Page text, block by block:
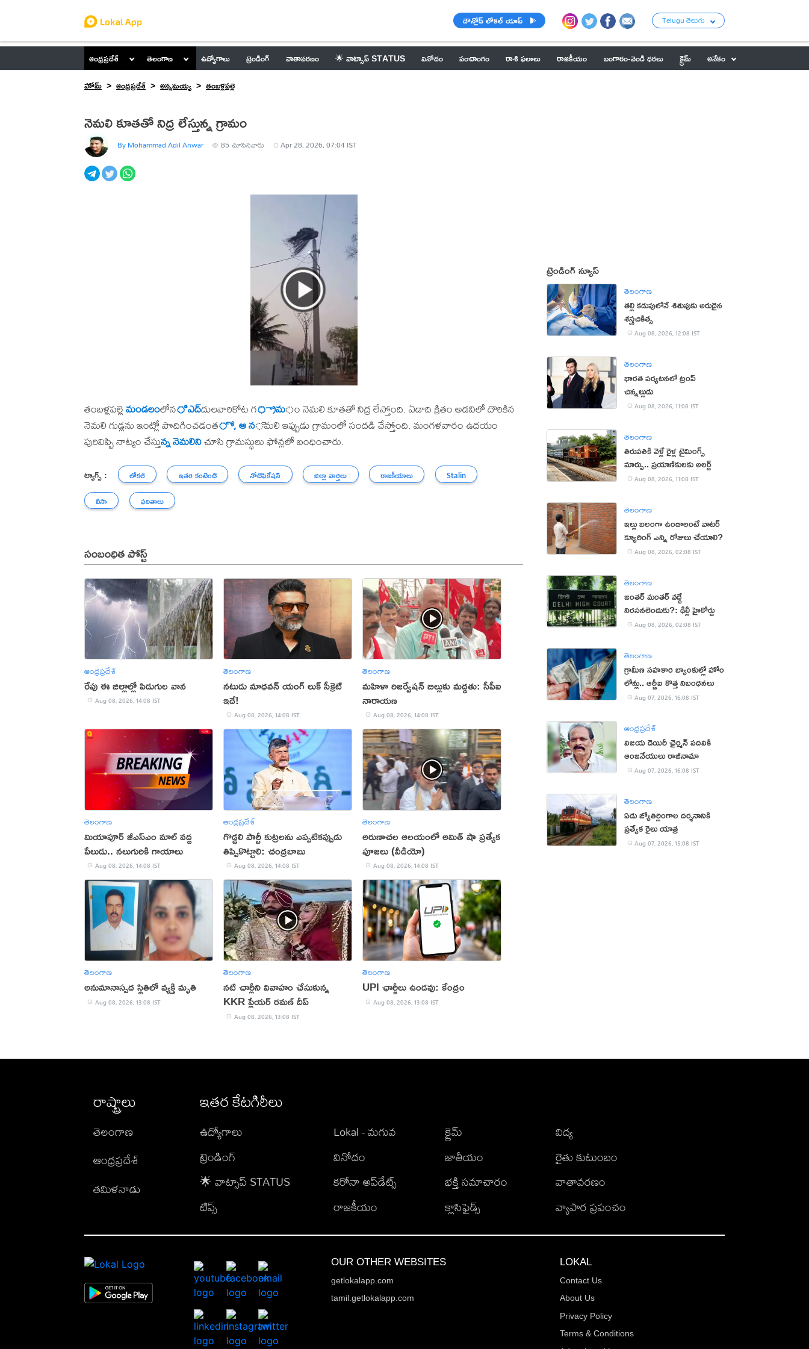
డౌన్లోడ్ లోకల్ యాప్ Telugu తెలుగు
ఆంధ్రప్రదేశ్ తెలంగాణ ఉద్యోగాలు ట్రెండింగ్ వాతావరణం 🌟 వాట్సాప్ STATUS వినోదం పంచాంగం రాశి ఫలాలు రాజకీయం బంగారం-వెండి ధరలు క్రైమ్
అనేకం
హోమ్
ఆంధ్రప్రదేశ్ అన్నమయ్య తంబళ్లపల్లె
నెమలి కూతతో నిద్ర లేస్తున్న గ్రామం
By Mohammad Adil Anwar 85 చూసినవారు Apr 28, 2026, 07:04 IST
తంబళ్లపల్లెమండలంలోని ఎద్దులవారికోట గ్రామం నెమలి కూతతో నిద్ర లేస్తోంది. ఏడాది క్రితం అడవిలో దొరికిన
నెమలి గుడ్లను ఇంట్లో పొదిగించడంతో, ఆ నెమలి ఇప్పుడు గ్రామంలో సందడి చేస్తోంది. మంగళవారం ఉదయం
పురివిప్పి నాట్యం చేస్తున్న నెమలినిచూసి గ్రామస్థులు ఫోన్లలో బంధించారు.
ట్యాగ్స్ : లోకల్ ఇతర కంటెంట్ నోటిఫికేషన్ జిల్లా వార్తలు రాజకీయాలు Stalin
వీసా ఫలితాలు
సంబంధిత పోస్ట్
ఆంధ్రప్రదేశ్
రేపు ఈ జిల్లాల్లో పిడుగుల వాన
Aug 08, 2026, 14:08 IST
తెలంగాణ
నటుడు మాధవన్ యంగ్ లుక్ సీక్రెట్
ఇదే!
Aug 08, 2026, 14:08 IST
తెలంగాణ
మహిళా రిజర్వేషన్ బిల్లుకు మద్దతు: సీపీఐ
నారాయణ
Aug 08, 2026, 14:08 IST
తెలంగాణ
మియాపూర్‌ జీఎస్‌ఎం మాల్‌ వద్ద
పేలుడు.. నలుగురికి గాయాలు
Aug 08, 2026, 14:08 IST
ఆంధ్రప్రదేశ్
గొడ్డలి పార్టీ కుట్రలను ఎప్పటికప్పుడు
తిప్పికొట్టాలి: చంద్రబాబు
Aug 08, 2026, 14:08 IST
తెలంగాణ
అరుణాచల ఆలయంలో అమిత్ షా ప్రత్యేక
పూజలు (వీడియో)
Aug 08, 2026, 14:08 IST
తెలంగాణ
అనుమానాస్పద స్థితిలో వ్యక్తి మృతి
Aug 08, 2026, 13:08 IST
తెలంగాణ
నటి చార్లీని వివాహం చేసుకున్న
KKR ప్లేయర్ రమణ్ దీప్
Aug 08, 2026, 13:08 IST
తెలంగాణ
UPI ఛార్జీలు ఉండవు: కేంద్రం
Aug 08, 2026, 13:08 IST
ట్రెండింగ్ న్యూస్
తెలంగాణ
తల్లి కడుపులోనే శిశువుకు అరుదైన
శస్త్రచికిత్స
Aug 08, 2026, 12:08 IST
తెలంగాణ
భారత పర్యటనలో ట్రంప్‌
చిన్నల్లుడు
Aug 08, 2026, 11:08 IST
తెలంగాణ
తిరుపతికి వెళ్లే రైళ్ల టైమింగ్స్
మార్పు.. ప్రయాణికులకు అలర్ట్
Aug 08, 2026, 11:08 IST
తెలంగాణ
ఇల్లు బలంగా ఉండాలంటే వాటర్
క్యూరింగ్ ఎన్ని రోజులు చేయాలి?
Aug 08, 2026, 02:08 IST
తెలంగాణ
జంతర్ మంతర్ వద్దే
నిరసనలెందుకు?: ఢిల్లీ హైకోర్టు
Aug 08, 2026, 02:08 IST
తెలంగాణ
గ్రామీణ సహకార బ్యాంకుల్లో హోం
లోన్లు.. ఆర్బీఐ కొత్త నిబంధనలు
Aug 07, 2026, 16:08 IST
ఆంధ్రప్రదేశ్
విజయ డెయిరీ ఛైర్మన్ పదవికి
ఆంజనేయులు రాజీనామా
Aug 07, 2026, 16:08 IST
తెలంగాణ
ఏడు జ్యోతిర్లింగాల దర్శనానికి
ప్రత్యేక రైలు యాత్ర
Aug 07, 2026, 15:08 IST
రాష్ట్రాలు
తెలంగాణ
ఆంధ్రప్రదేశ్
తమిళనాడు
ఇతర కేటగిరీలు
ఉద్యోగాలు
ట్రెండింగ్
🌟 వాట్సాప్ STATUS
టిప్స్
Lokal - మగువ
వినోదం
కరోనా అప్‌డేట్స్
రాజకీయం
క్రైమ్
జాతీయం
భక్తి సమాచారం
క్లాసిఫైడ్స్
విద్య
రైతు కుటుంబం
వాతావరణం
వ్యాపార ప్రపంచం
OUR OTHER WEBSITES
getlokalapp.com
tamil.getlokalapp.com
LOKAL
Contact Us
About Us
Privacy Policy
Terms & Conditions